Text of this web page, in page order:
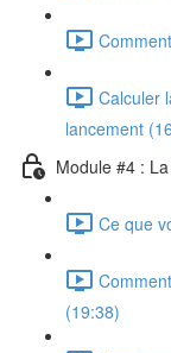
Calculer
lancement
Module #4 :
Ce que
(19:38)